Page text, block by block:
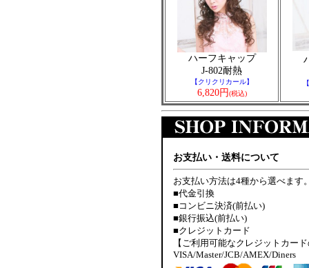
ハーフキャップ
J-802耐熱
【クリクリカール】
6,820円(税込)
お支払い・送料について
お支払い方法は4種から選べます
■代金引換
■コンビニ決済(前払い)
■銀行振込(前払い)
■クレジットカード
【ご利用可能なクレジットカー
VISA/Master/JCB/AMEX/Diners